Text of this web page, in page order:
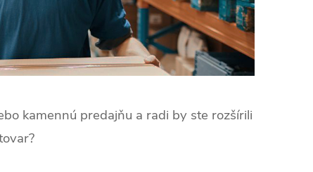
kamennú predajňu a radi by ste rozšírili